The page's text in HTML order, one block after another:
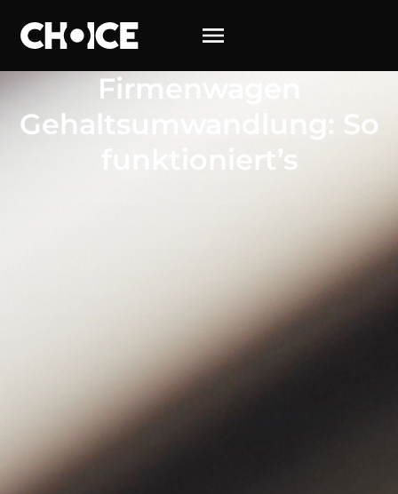
Firmenwagen
Gehaltsumwandlung: So
funktioniert’s